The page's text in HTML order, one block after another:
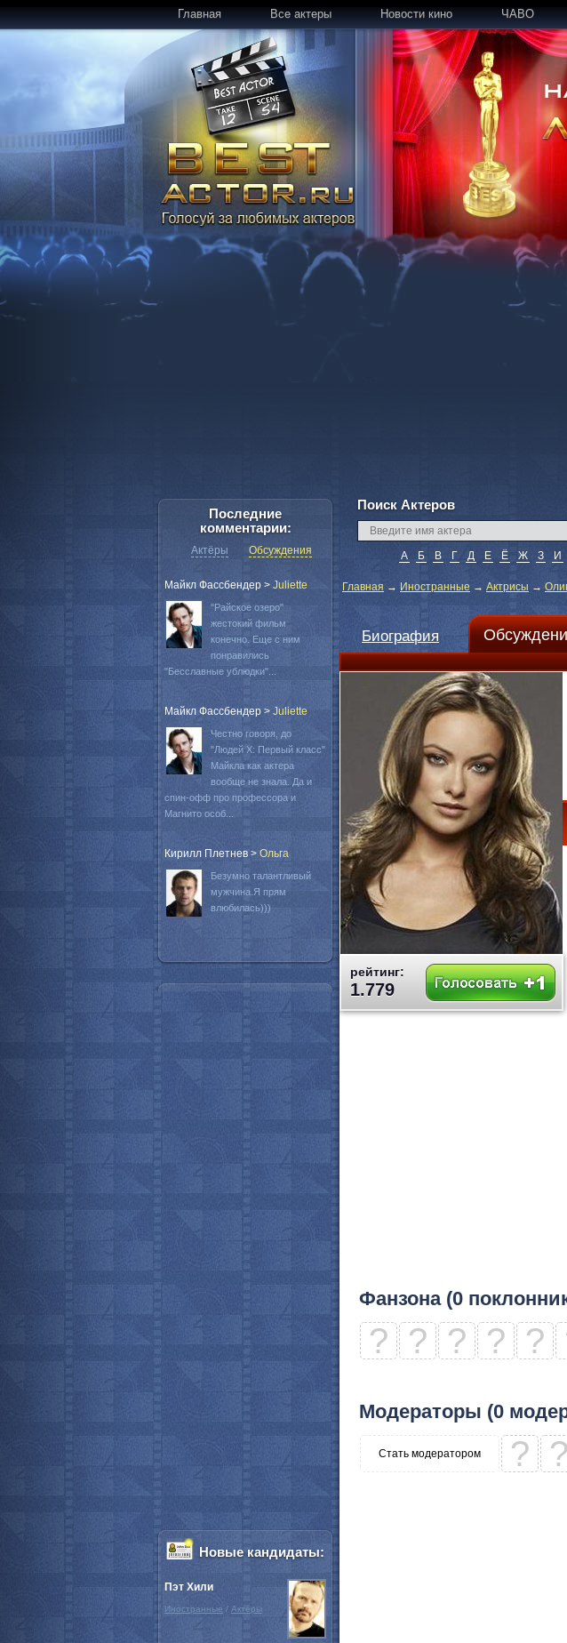
Главная Все актеры Новости кино ЧАВО
Поиск Актеров
А Б В Г Д Е Ё Ж З И
Главная → Иностранные → Актрисы →
Биография
рейтинг:
1.779
Фанзона (0
? ? ? ? ?
Модераторы (0
Стать модератором ? ?
Последние
комментарии:
Актёры Обсуждения
Майкл Фассбендер > Juliette
"Райское озеро"
жестокий фильм
конечно. Еще с ним
понравились
"Бесславные ублюдки"...
Майкл Фассбендер > Juliette
Честно говоря, до
"Людей Х: Первый класс"
Майкла как актера
вообще не знала. Да и
спин-офф про профессора и
Магнито особ...
Кирилл Плетнев > Oльга
Безумно талантливый
мужчина.Я прям
влюбилась)))
Новые кандидаты:
Пэт Хили
Иностранные / Актёры